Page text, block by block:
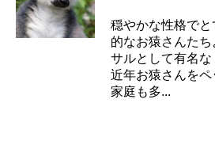
穏やかな性格で
的なお猿さんた
サルとして有名な
近年お猿さんを
家庭も多...